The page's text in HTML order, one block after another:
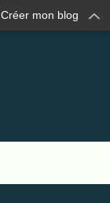
Créer mon blog